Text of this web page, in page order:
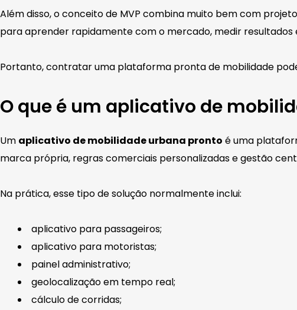
Além disso, o conceito de MVP combina muito bem com
para aprender rapidamente com o mercado, medir
Portanto, contratar uma plataforma pronta de mobilidade
O que é um aplicativo de
Um aplicativo de mobilidade urbana pronto é uma
marca própria, regras comerciais personalizadas e gestão
Na prática, esse tipo de solução normalmente inclui:
aplicativo para passageiros;
aplicativo para motoristas;
painel administrativo;
geolocalização em tempo real;
cálculo de corridas;